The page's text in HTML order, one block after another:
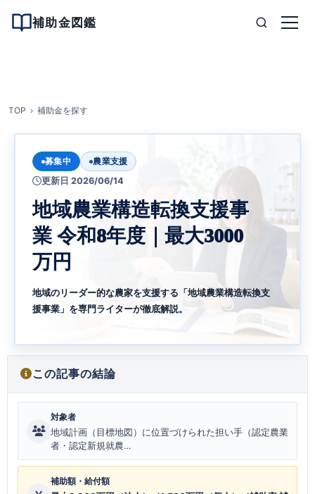
補助金図鑑
TOP 補助金を探す
募集中
農業支援
更新日 2026/06/14
地域農業構造転換支援事
業 令和8年度｜最大3000
万円
地域のリーダー的な農家を支援する「地域農業構造転換支
援事業」を専門ライターが徹底解説。
この記事の結論
対象者
地域計画（目標地図）に位置づけられた担い手（認定農業
者・認定新規就農…
補助額・給付額